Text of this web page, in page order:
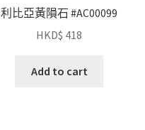
利比亞黃隕石 #AC00099
HKD$ 418
Add to cart